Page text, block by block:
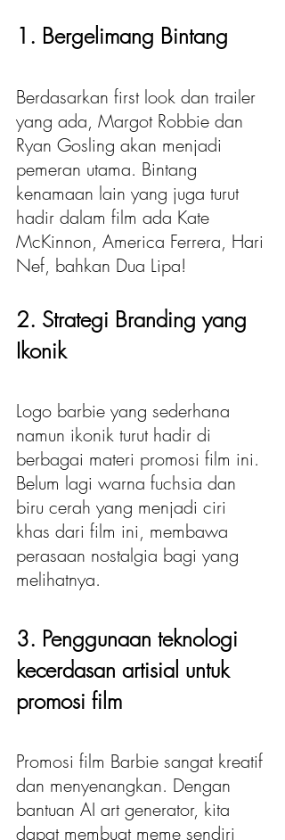
1. Bergelimang Bintang
Berdasarkan first look dan trailer
yang ada, Margot Robbie dan
Ryan Gosling akan menjadi
pemeran utama. Bintang
kenamaan lain yang juga turut
hadir dalam film ada Kate
McKinnon, America Ferrera, Hari
Nef, bahkan Dua Lipa!
2. Strategi Branding yang
Ikonik
Logo barbie yang sederhana
namun ikonik turut hadir di
berbagai materi promosi film ini.
Belum lagi warna fuchsia dan
biru cerah yang menjadi ciri
khas dari film ini, membawa
perasaan nostalgia bagi yang
melihatnya.
3. Penggunaan teknologi
kecerdasan artisial untuk
promosi film
Promosi film Barbie sangat kreatif
dan menyenangkan. Dengan
bantuan AI art generator, kita
dapat membuat meme sendiri